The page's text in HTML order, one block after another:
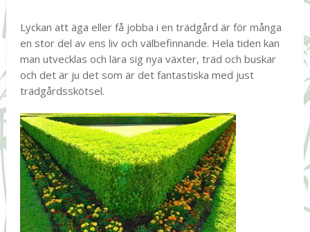
Lyckan att äga eller få jobba i en trädgård är för många
en stor del av ens liv och välbefinnande. Hela tiden kan
man utvecklas och lära sig nya växter, träd och buskar
och det är ju det som är det fantastiska med just
trädgårdsskötsel.